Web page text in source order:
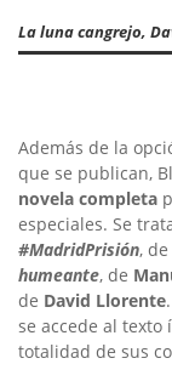
La luna cangrejo,
Además de la
que se publican,
novela completa
especiales. Se
#MadridPrisión, de
humeante, de
de David Llorente
se accede al
totalidad de sus